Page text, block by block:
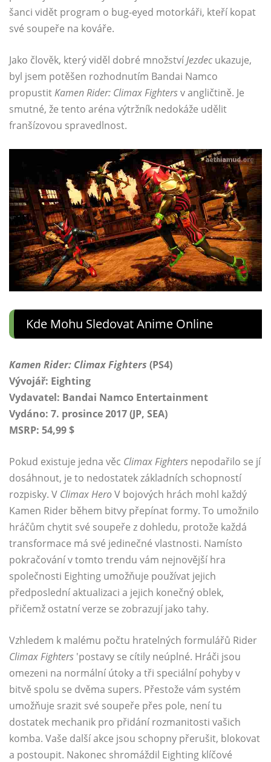
šanci vidět program o bug-eyed motorkáři, kteří kopat
své soupeře na kováře.
Jako člověk, který viděl dobré množstvíJezdec ukazuje,
byl jsem potěšen rozhodnutím Bandai Namco
propustitKamen Rider: Climax Fightersv angličtině. Je
smutné, že tento aréna výtržník nedokáže udělit
franšízovou spravedlnost.
Kde Mohu Sledovat Anime Online
Kamen Rider: Climax Fighters (PS4)
Vývojář: Eighting
Vydavatel: Bandai Namco Entertainment
Vydáno: 7. prosince 2017 (JP, SEA)
MSRP: 54,99 $
Pokud existuje jedna věc Climax Fighters nepodařilo se jí
dosáhnout, je to nedostatek základních schopností
rozpisky. V Climax HeroV bojových hrách mohl každý
Kamen Rider během bitvy přepínat formy. To umožnilo
hráčům chytit své soupeře z dohledu, protože každá
transformace má své jedinečné vlastnosti. Namísto
pokračování v tomto trendu vám nejnovější hra
společnosti Eighting umožňuje používat jejich
předposlední aktualizaci a jejich konečný oblek,
přičemž ostatní verze se zobrazují jako tahy.
Vzhledem k malému počtu hratelných formulářů Rider
Climax Fighters 'postavy se cítily neúplné. Hráči jsou
omezeni na normální útoky a tři speciální pohyby v
bitvě spolu se dvěma supers. Přestože vám systém
umožňuje srazit své soupeře přes pole, není tu
dostatek mechanik pro přidání rozmanitosti vašich
komba. Vaše další akce jsou schopny přerušit, blokovat
a postoupit. Nakonec shromáždil Eighting klíčové